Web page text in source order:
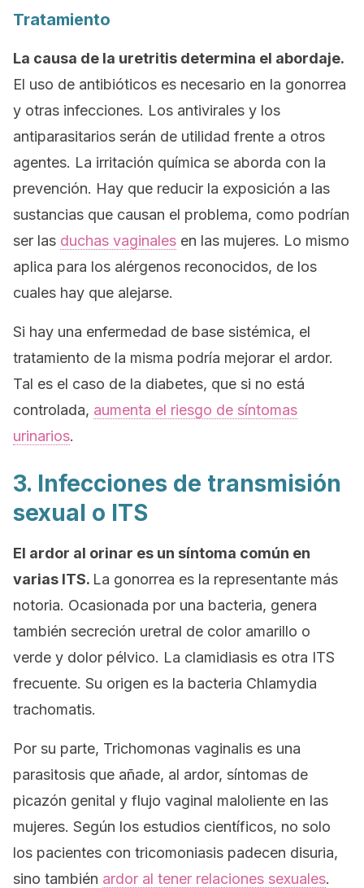
Tratamiento
La causa de la uretritis determina el abordaje.
El uso de antibióticos es necesario en la gonorrea
y otras infecciones. Los antivirales y los
antiparasitarios serán de utilidad frente a otros
agentes. La irritación química se aborda con la
prevención. Hay que reducir la exposición a las
sustancias que causan el problema, como podrían
ser las duchas vaginales en las mujeres. Lo mismo
aplica para los alérgenos reconocidos, de los
cuales hay que alejarse.
Si hay una enfermedad de base sistémica, el
tratamiento de la misma podría mejorar el ardor.
Tal es el caso de la diabetes, que si no está
controlada, aumenta el riesgo de síntomas
urinarios.
3. Infecciones de transmisión
sexual o ITS
El ardor al orinar es un síntoma común en
varias ITS. La gonorrea es la representante más
notoria. Ocasionada por una bacteria, genera
también secreción uretral de color amarillo o
verde y dolor pélvico. La clamidiasis es otra ITS
frecuente. Su origen es la bacteria Chlamydia
trachomatis.
Por su parte, Trichomonas vaginalis es una
parasitosis que añade, al ardor, síntomas de
picazón genital y flujo vaginal maloliente en las
mujeres. Según los estudios científicos, no solo
los pacientes con tricomoniasis padecen disuria,
sino también ardor al tener relaciones sexuales.